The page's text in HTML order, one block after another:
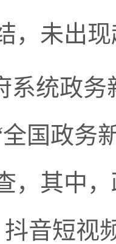
，未出
系统政
国政务
，其中
音短视